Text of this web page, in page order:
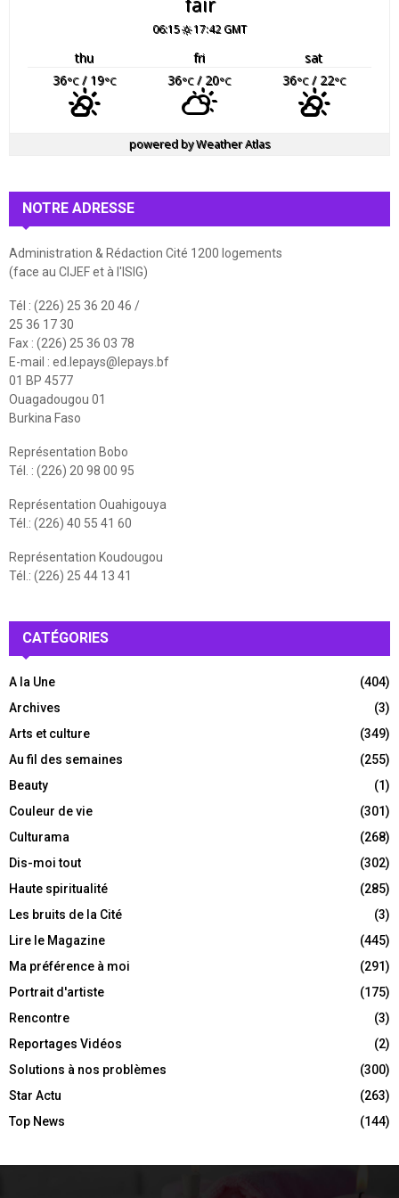
06:15 17:42 GMT
thu fri
sat
36°C/ 19°C 36°C/ 20°C 36°C/ 22°C
powered byWeather Atlas
NOTRE ADRESSE
Administration & Rédaction Cité 1200 logements
(face au CIJEF et à l'ISIG)
Tél : (226) 25 36 20 46 /
25 36 17 30
Fax : (226) 25 36 03 78
E-mail : ed.lepays@lepays.bf
01 BP 4577
Ouagadougou 01
Burkina Faso
Représentation Bobo
Tél. : (226) 20 98 00 95
Représentation Ouahigouya
Tél.: (226) 40 55 41 60
Représentation Koudougou
Tél.: (226) 25 44 13 41
CATÉGORIES
A la Une
(404)
Archives
(3)
Arts et culture
(349)
Au fil des semaines
(255)
Beauty
(1)
Couleur de vie
(301)
Culturama
(268)
Dis-moi tout
(302)
Haute spiritualité
(285)
Les bruits de la Cité
(3)
Lire le Magazine
(445)
Ma préférence à moi
(291)
Portrait d'artiste
(175)
Rencontre
(3)
Reportages Vidéos
(2)
Solutions à nos problèmes
(300)
Star Actu
(263)
Top News
(144)